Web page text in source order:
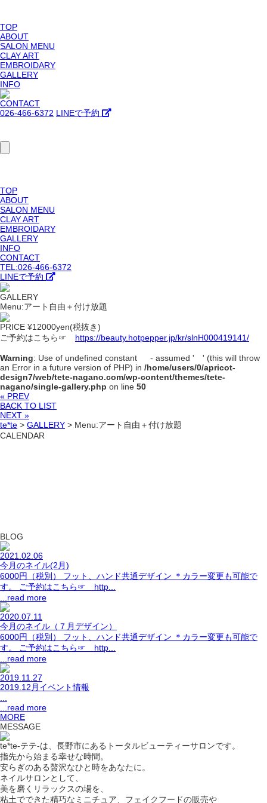
TOP
ABOUT
SALON MENU
CLAY ART
EMBROIDARY
GALLERY
INFO
CONTACT
026-466-6372 LINEで予約
TOP
ABOUT
SALON MENU
CLAY ART
EMBROIDARY
GALLERY
INFO
CONTACT
TEL:026-466-6372
LINEで予約
GALLERY
Menu:アート自由＋付け放題
PRICE ¥12000yen(税抜き)
ご予約はこちら☞ https://beauty.hotpepper.jp/kr/slnH000419141/
Warning: Use of undefined constant - assumed ' ' (this will throw
an Error in a future version of PHP) in /home/users/0/apricot-
design7/web/tete-nagano.com/wp-content/themes/tete-
nagano/single-gallery.php on line 50
« PREV
BACK TO LIST
NEXT »
te*te > GALLERY > Menu:アート自由＋付け放題
CALENDAR
BLOG
2021.02.06
今月のネイル(2月)
6000円（税別） フット、ハンド共通デザイン ＊カラー変更も可能で
す。 ご予約はこちら☞ http...
...read more
2020.07.11
今月のネイル（７月デザイン）
6000円（税別） フット、ハンド共通デザイン ＊カラー変更も可能で
す。 ご予約はこちら☞ http...
...read more
2019.11.27
2019.12月イベント情報
...read more
MORE
MESSAGE
te*te-テテ-は、長野市にあるトータルビューティーサロンです。
指先から始まる幸せな時間。
安らぎのある贅沢なひと時をあなたに。
ネイルサロンとして、
美を磨くリラックスの場を、
粘土でできた精巧なミニチュア、フェイクフードの販売や